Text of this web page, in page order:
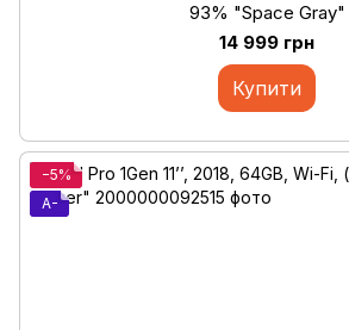
93% "Space Gray"
14 999 грн
Купити
−5%
A-